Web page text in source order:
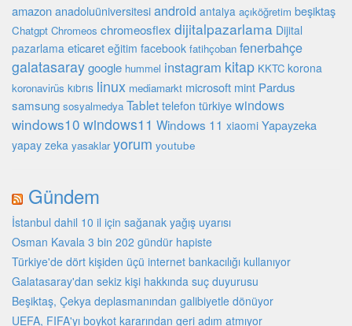
amazon anadoluüniversitesi android antalya açıköğretim beşiktaş
Chatgpt Chromeos chromeosflex dijitalpazarlama Dijital
pazarlama eticaret eğitim facebook fatihçoban fenerbahçe
galatasaraygoogle hummel instagram kitap KKTC korona
koronavirüs kıbrıs linux mediamarkt microsoft mint Pardus
samsung sosyalmedya Tablet telefon türkiyewindows
windows10 windows11 Windows 11 xiaomi Yapayzeka
yapay zeka yasaklar yorum youtube
Gündem
İstanbul dahil 10 il için sağanak yağış uyarısı
Osman Kavala 3 bin 202 gündür hapiste
Türkiye'de dört kişiden üçü internet bankacılığı kullanıyor
Galatasaray'dan sekiz kişi hakkında suç duyurusu
Beşiktaş, Çekya deplasmanından galibiyetle dönüyor
UEFA, FIFA'yı boykot kararından geri adım atmıyor